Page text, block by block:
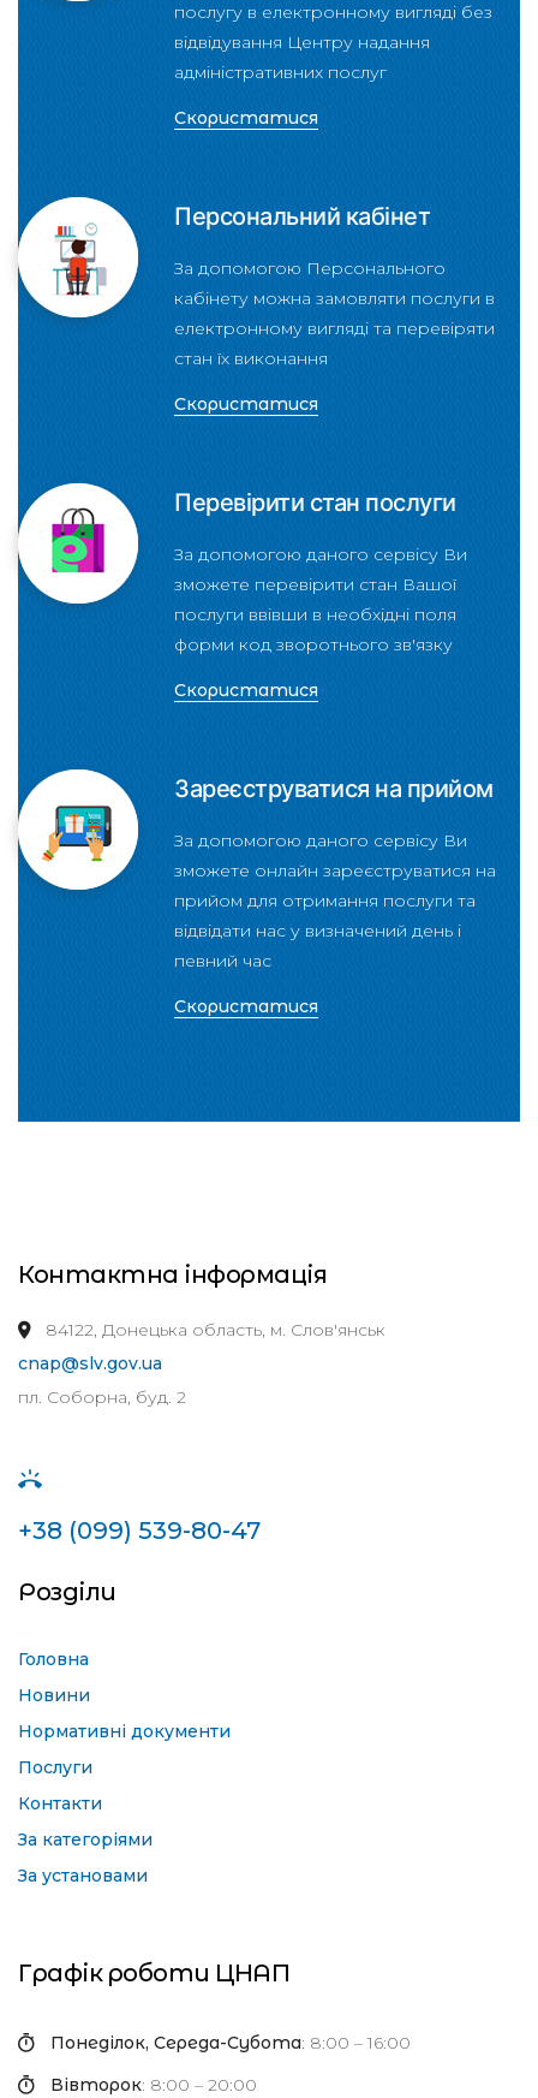
послугу в електронному вигляді без
відвідування Центру надання
адміністративних послуг
Скористатися
Персональний кабінет
За допомогою Персонального
кабінету можна замовляти послуги в
електронному вигляді та перевіряти
стан їх виконання
Скористатися
Перевірити стан послуги
За допомогою даного сервісу Ви
зможете перевірити стан Вашої
послуги ввівши в необхідні поля
форми код зворотнього зв'язку
Скористатися
Зареєструватися на прийом
За допомогою даного сервісу Ви
зможете онлайн зареєструватися на
прийом для отримання послуги та
відвідати нас у визначений день і
певний час
Скористатися
Контактна інформація
84122, Донецька область, м. Слов'янськ
cnap@slv.gov.ua
пл. Соборна, буд. 2
+38 (099) 539-80-47
Розділи
Головна
Новини
Нормативні документи
Послуги
Контакти
За категоріями
За установами
Графік роботи ЦНАП
Понеділок, Середа-Субота: 8:00 – 16:00
Вівторок: 8:00 – 20:00